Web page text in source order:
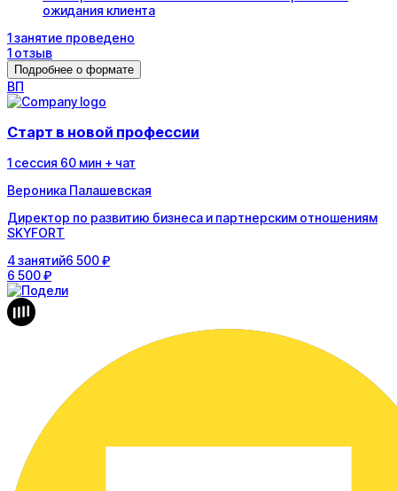
ожидания клиента
1занятие проведено
1 отзыв
Подробнее о формате
ВП
Старт в новой профессии
1 сессия 60 мин + чат
Вероника Палашевская
Директор по развитию бизнеса и партнерским отношениям
SKYFORT
4занятий6 500 ₽
6 500 ₽